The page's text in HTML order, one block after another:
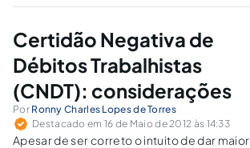
recuperação judicial de empresas, vem
criado pela Lei 11.101/2005.
Certidão Negativa de
Débitos Trabalhistas
(CNDT): considerações
Por Ronny Charles Lopes de Torres
Destacado em 16 de Maio de 2012 às 14:33
Apesar de ser correto o intuito de dar maior